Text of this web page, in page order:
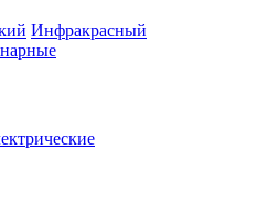
Инфракрасный